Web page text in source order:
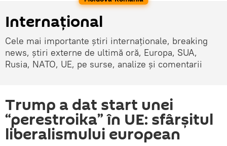
Internaţional
Cele mai importante știri internaționale, breaking
news, știri externe de ultimă oră, Europa, SUA,
Rusia, NATO, UE, pe surse, analize și comentarii
Trump a dat start unei
“perestroika” în UE: sfârșitul
liberalismului european